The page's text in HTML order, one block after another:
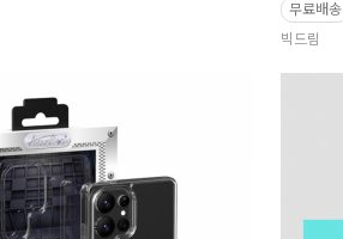
무료배송
빅드림